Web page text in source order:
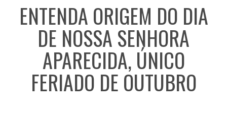
ENTENDA ORIGEM DO DIA
DE NOSSA SENHORA
APARECIDA, ÚNICO
FERIADO DE OUTUBRO